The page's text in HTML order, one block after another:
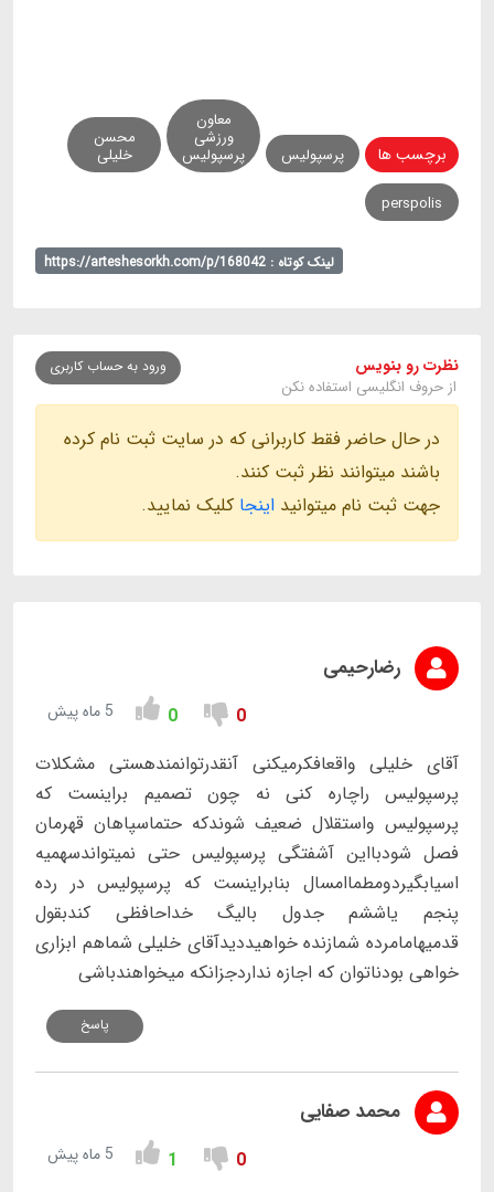
برچسب ها پرسپولیس
معاون
ورزشی
پرسپولیس
محسن
خلیلی
perspolis
لینک کوتاه : https://arteshesorkh.com/p/168042
نظرت رو بنویس
از حروف انگلیسی استفاده نکن
ورود به حساب کاربری
در حال حاضر فقط کاربرانی که در سایت ثبت نام کرده
باشند میتوانند نظر ثبت کنند.
جهت ثبت نام میتوانید اینجا کلیک نمایید.
رضارحیمی
0
0 5 ماه پیش
آقای خلیلی واقعافکرمیکنی آنقدرتوانمندهستی مشکلات
پرسپولیس راچاره کنی نه چون تصمیم براینست که
پرسپولیس واستقلال ضعیف شوندکه حتماسپاهان قهرمان
فصل شودبااین آشفتگی پرسپولیس حتی نمیتواندسهمیه
اسیابگیردومطماامسال بنابراینست که پرسپولیس در رده
پنجم یاششم جدول بالیگ خداحافظی کندبقول
قدمیهامامرده شمازنده خواهیددیدآقای خلیلی شماهم ابزاری
خواهی بودناتوان که اجازه نداردجزانکه میخواهندباشی
پاسخ
محمد صفایی
0
1 5 ماه پیش